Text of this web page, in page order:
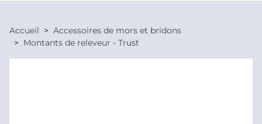
Accueil
Accessoires de mors et bridons
Montants de releveur - Trust